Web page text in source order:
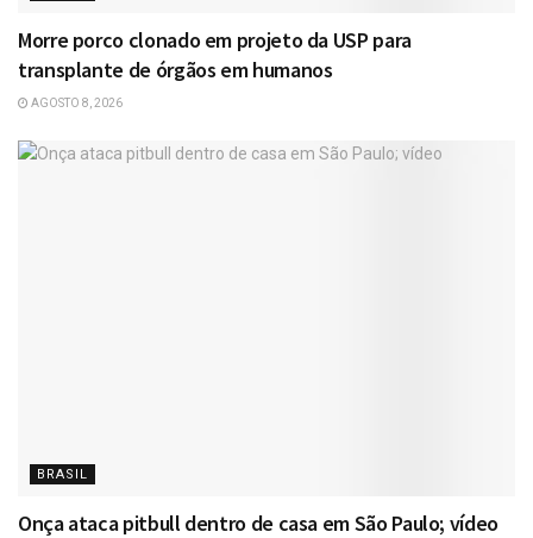
Morre porco clonado em projeto da USP para
transplante de órgãos em humanos
AGOSTO 8, 2026
BRASIL
Onça ataca pitbull dentro de casa em São Paulo; vídeo